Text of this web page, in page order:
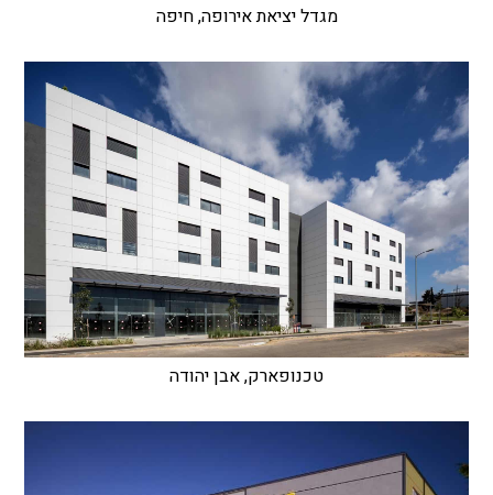
מגדל יציאת אירופה, חיפה
טכנופארק, אבן יהודה